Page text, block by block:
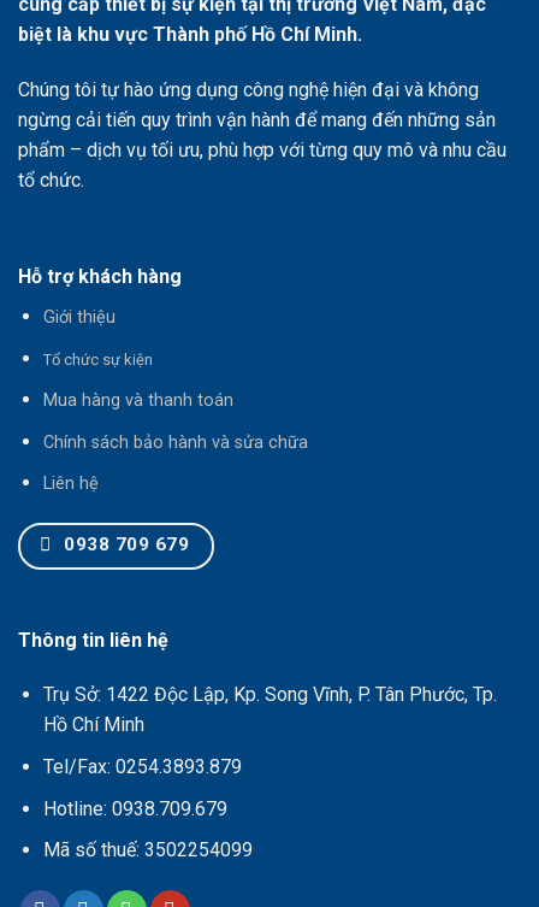
biệt là khu vực Thành phố Hồ Chí Minh.
Chúng tôi tự hào ứng dụng công nghệ hiện đại và không
ngừng cải tiến quy trình vận hành để mang đến những sản
phẩm – dịch vụ tối ưu, phù hợp với từng quy mô và nhu cầu
tổ chức.
Hỗ trợ khách hàng
Giới thiệu
Tổ chức sự kiện
Mua hàng và thanh toán
Chính sách bảo hành và sửa chữa
Liên hệ
0938 709 679
Thông tin liên hệ
Trụ Sở: 1422 Độc Lập, Kp. Song Vĩnh, P. Tân Phước, Tp.
Hồ Chí Minh
Tel/Fax: 0254.3893.879
Hotline: 0938.709.679
Mã số thuế: 3502254099